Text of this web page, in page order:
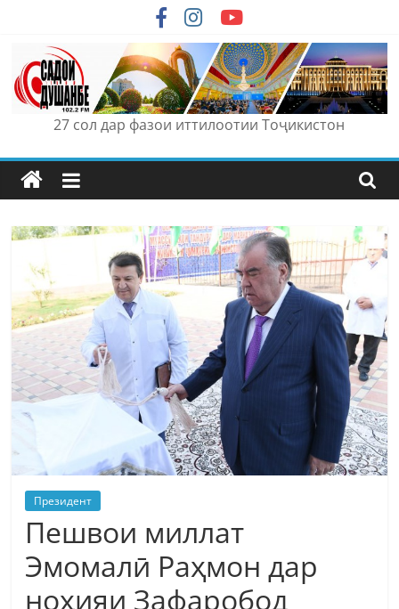
content
27 сол дар фазои иттилоотии Тоҷикистон
Президент
Пешвои миллат
Эмомалӣ Раҳмон дар
ноҳияи Зафаробод